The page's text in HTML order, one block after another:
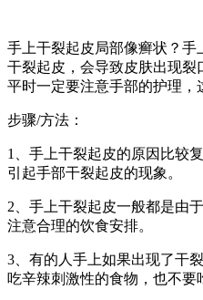
手上干裂起皮局部像癣状？
干裂起皮，会导致皮肤出现裂
平时一定要注意手部的护理，
步骤/方法：
1、手上干裂起皮的原因比较
引起手部干裂起皮的现象。
2、手上干裂起皮一般都是由
注意合理的饮食安排。
3、有的人手上如果出现了干
吃辛辣刺激性的食物，也不要